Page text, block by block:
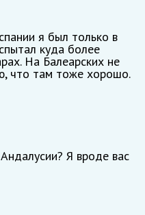
я был только в
куда более
На Балеарских не
что там тоже хорошо.
Я вроде вас